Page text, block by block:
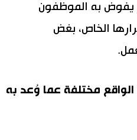
يفوض به الموظفون
الخاص، بغض
مختلفة عما وُعد به